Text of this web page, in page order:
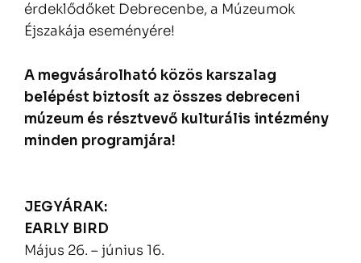
érdeklődőket Debrecenbe, a Múzeumok
Éjszakája eseményére!
A megvásárolható közös karszalag
belépést biztosít az összes debreceni
múzeum és résztvevő kulturális intézmény
minden programjára!
JEGYÁRAK:
EARLY BIRD
Május 26. – június 16.